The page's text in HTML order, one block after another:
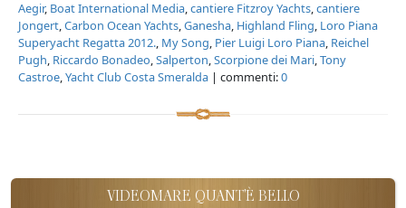
Aegir, Boat International Media,cantiere Fitzroy Yachts,cantiere
Jongert,Carbon Ocean Yachts,Ganesha, Highland Fling, Loro Piana
Superyacht Regatta 2012., My Song, Pier Luigi Loro Piana, Reichel
Pugh, Riccardo Bonadeo,Salperton,Scorpione dei Mari,Tony
Castroe,Yacht Club Costa Smeralda | commenti:0
VIDEOMARE QUANT'È BELLO